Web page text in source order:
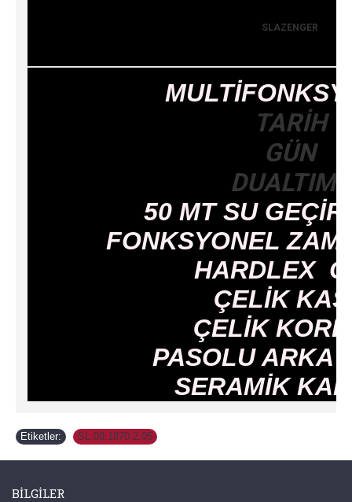
SLAZENGER
TARİH
GÜN
DUALTIME
50 MT SU
FONKSYONEL
HARDLEX
ÇELİK
ÇELİK
PASOLU ARKA
SERAMİK
Etiketler: SL.09.1870.2.05
BILGILER